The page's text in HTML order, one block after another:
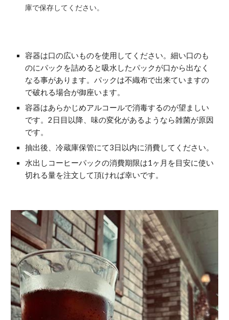
庫で保存してください。
容器は口の広いものを使用してください。細い口のも
のにパックを詰めると吸水したパックが口から出なく
なる事があります。パックは不織布で出来ていますの
で破れる場合が御座います。
容器はあらかじめアルコールで消毒するのが望ましい
です。2日目以降、味の変化があるようなら雑菌が原因
です。
抽出後、冷蔵庫保管にて3日以内に消費してください。
水出しコーヒーパックの消費期限は1ヶ月を目安に使い
切れる量を注文して頂ければ幸いです。